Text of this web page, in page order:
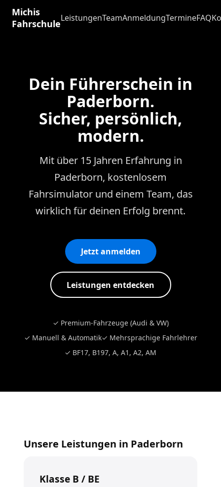
Michis
FahrschuleLeistungenTeamAnmeldungTermineFAQ
Dein Führerschein in
Paderborn.
Sicher, persönlich,
modern.
Mit über 15 Jahren Erfahrung in
Paderborn, kostenlosem
Fahrsimulator und einem Team, das
wirklich für deinen Erfolg brennt.
Jetzt anmelden
Leistungen entdecken
✓ Premium-Fahrzeuge (Audi & VW)
✓ Manuell & Automatik✓ Mehrsprachige Fahrlehrer
✓ BF17, B197, A, A1, A2, AM
Unsere Leistungen in Paderborn
Klasse B / BE